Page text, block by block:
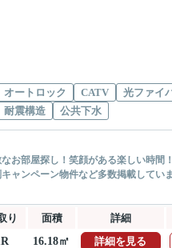
オートロック CATV
光ファイ
耐震構造
公共下水
お部屋探し！笑顔がある楽しい時間
ャンペーン物件など多数掲載してい
り 面積 詳細
16.18㎡ 詳細を見る